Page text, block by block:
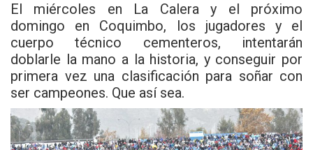
El miércoles en La Calera y el próximo
domingo en Coquimbo, los jugadores y el
cuerpo técnico cementeros, intentarán
doblarle la mano a la historia, y conseguir por
primera vez una clasificación para soñar con
ser campeones. Que así sea.